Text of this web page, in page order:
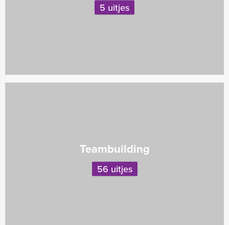
5 uitjes
Teambuilding
56 uitjes